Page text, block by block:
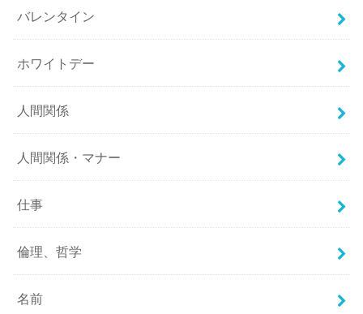
バレンタイン
ホワイトデー
人間関係
人間関係・マナー
仕事
倫理、哲学
名前